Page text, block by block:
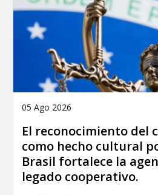
05 Ago 2026
El reconocimiento del
como hecho cultural
Brasil fortalece la
legado cooperativo.